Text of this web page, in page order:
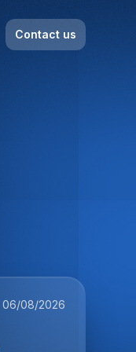
Contact us
06/08/2026